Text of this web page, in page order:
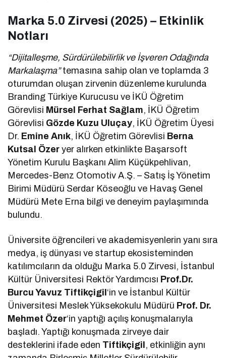
Marka 5.0 Zirvesi (2025) – Etkinlik
Notları
“Dijitalleşme, Sürdürülebilirlik ve İşveren Odağında
Markalaşma”temasına sahip olan ve toplamda 3
oturumdan oluşan zirvenin düzenleme kurulunda
Branding Türkiye Kurucusu ve İKÜ Öğretim
Görevlisi Mürsel Ferhat Sağlam, İKÜ Öğretim
Görevlisi Gözde Kuzu Uluçay, İKÜ Öğretim Üyesi
Dr. Emine Anık, İKÜ Öğretim Görevlisi Berna
Kutsal Özer yer alırken etkinlikte Başarsoft
Yönetim Kurulu Başkanı Alim Küçükpehlivan,
Mercedes-Benz Otomotiv A.Ş. – Satış İş Yönetim
Birimi Müdürü Serdar Köseoğlu ve Havaş Genel
Müdürü Mete Erna bilgi ve deneyim paylaşımında
bulundu.
Üniversite öğrencileri ve akademisyenlerin yanı sıra
medya, iş dünyası ve startup ekosisteminden
katılımcıların da olduğu Marka 5.0 Zirvesi, İstanbul
Kültür Üniversitesi Rektör Yardımcısı Prof.Dr.
Burcu Yavuz Tiftikçigil‘in ve İstanbul Kültür
Üniversitesi Meslek Yüksekokulu Müdürü Prof. Dr.
Mehmet Özer‘in yaptığı açılış konuşmalarıyla
başladı. Yaptığı konuşmada zirveye dair
desteklerini ifade eden Tiftikçigil, etkinliğin aynı